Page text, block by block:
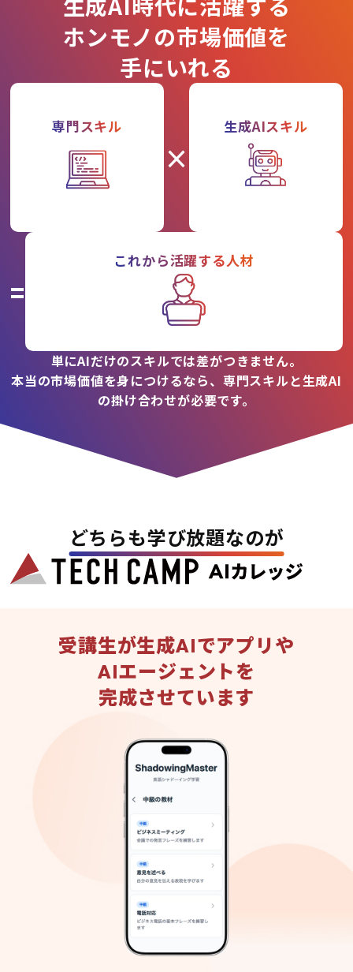
ホンモノの市場価値を
手にいれる
専門スキル
×
生成AIスキル
=
これから活躍する人材
単にAIだけのスキルでは差がつきません。
本当の市場価値を身につけるなら、専門スキルと生成AI
の掛け合わせが必要です。
どちらも学び放題なのが
受講生が生成AIでアプリや
AIエージェントを
完成させています